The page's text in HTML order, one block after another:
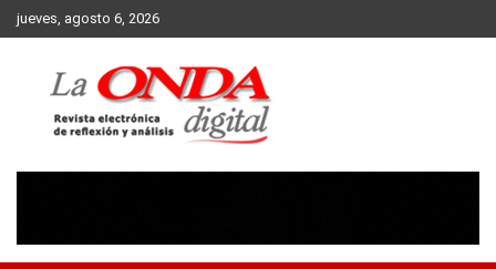
Skip
to
jueves, agosto 6, 2026